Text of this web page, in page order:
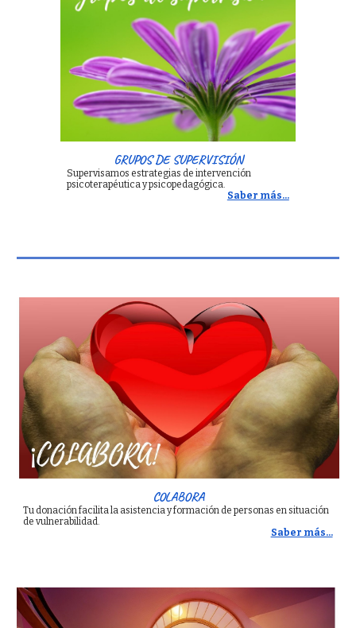
GRUPOS DE SUPERVISIÓN
Supervisamos estrategias de intervención
psicoterapéutica y psicopedagógica
Saber más...
COLABORA
Tu donación facilita la asistencia y formación de personas en situación
de vulnerabilidad.
Saber más...